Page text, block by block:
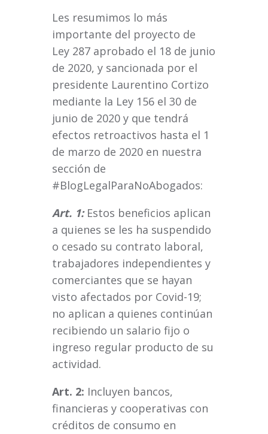
Les resumimos lo más
importante del proyecto de
Ley 287 aprobado el 18 de junio
de 2020, y sancionada por el
presidente Laurentino Cortizo
mediante la Ley 156 el 30 de
junio de 2020 y que tendrá
efectos retroactivos hasta el 1
de marzo de 2020 en nuestra
sección de
#BlogLegalParaNoAbogados:
Art. 1: Estos beneficios aplican
a quienes se les ha suspendido
o cesado su contrato laboral,
trabajadores independientes y
comerciantes que se hayan
visto afectados por Covid-19;
no aplican a quienes continúan
recibiendo un salario fijo o
ingreso regular producto de su
actividad.
Art. 2: Incluyen bancos,
financieras y cooperativas con
créditos de consumo en